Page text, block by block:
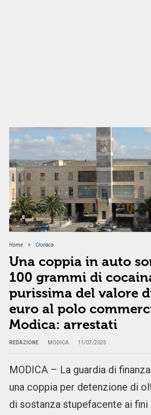
Home Cronaca
Una coppia in auto
100 grammi di
purissima del valore
euro al polo
Modica: arrestati
REDAZIONE MODICA 11/07/2025
MODICA – La guardia di
una coppia per detenzione di
di sostanza stupefacente ai fini